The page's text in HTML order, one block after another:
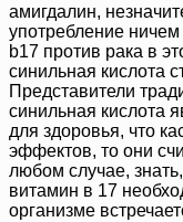
амигдалин,
употребление
b17 против рака в
синильная кислота
Представители
синильная кислота
для здоровья, что
эффектов, то они
любом случае,
витамин в 17
организме